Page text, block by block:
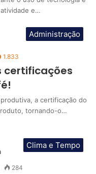
e…
Administração
1.833
certificações
a certificação do
tornando-o…
Clima e Tempo
284